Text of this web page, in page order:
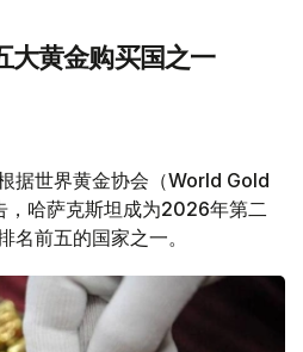
大黄金购买国之一
据世界黄金协会（World Gold
哈萨克斯坦成为2026年第二
名前五的国家之一。